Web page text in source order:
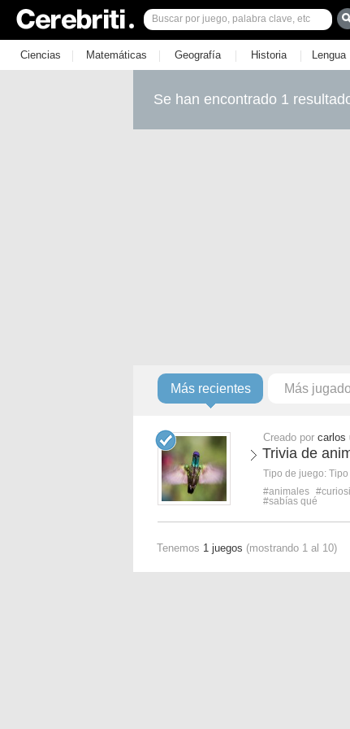
Ciencias | Matemáticas | Geografía | Historia | Lengua
Se han encontrado 1
Más recientes Más
Creado por carlos
Trivia de
Tipo de juego: Tipo
#animales
#sabías qué
Tenemos 1 juegos (mostrando 1 al 10)